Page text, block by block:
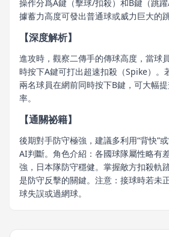
操作分爲A鍵（擊球/扣殺）和B鍵（跳
據蓄力高度可發出普通球或威力巨大的
【深度解析】
進攻時，觀察二傳手的傳球高度，當球
時按下A鍵可打出超速扣殺（Spike）。
兩名球員在網前同時按下B鍵，可大幅
率。
【通關祕籍】
後期對手防守極強，建議多利用“背快”
AI判斷。角色介紹：各國球隊屬性略有
強，日本隊防守穩健。掌握敵方扣殺軌
是防守反擊的關鍵。注意：接球時若未
球失誤或過網球。